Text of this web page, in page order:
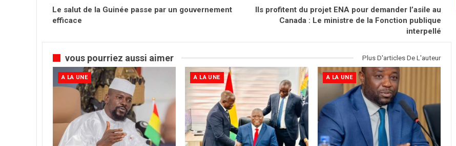
Le salut de la Guinée passe par un gouvernement
efficace
Ils profitent du projet ENA pour demander l’asile au
Canada : Le ministre de la Fonction publique
interpellé
vous pourriez aussi aimer Plus D'articles De L'auteur
A LA UNE A LA UNE A LA UNE